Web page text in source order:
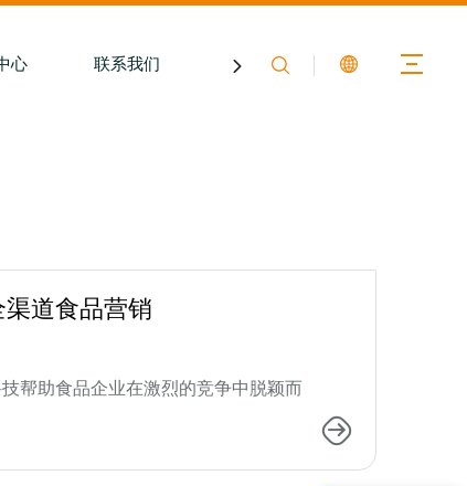
心 联系我们 关于膳印
道食品营销
帮助食品企业在激烈的竞争中脱颖而